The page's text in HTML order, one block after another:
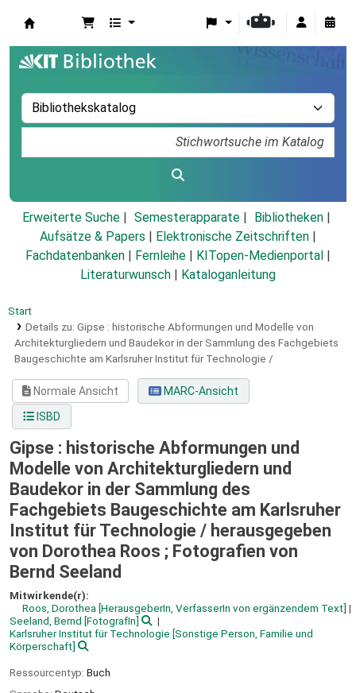
Erweiterte Suche Semesterapparate
Bibliotheken
Aufsätze & Papers
Elektronische Zeitschriften
Fachdatenbanken
Fernleihe KITopen-Medienportal
Literaturwunsch
Kataloganleitung
Start
Details zu: Gipse : historische Abformungen und Modelle von
Architekturgliedern und Baudekor in der Sammlung des Fachgebiets
Baugeschichte am Karlsruher Institut für Technologie /
Normale Ansicht
MARC-Ansicht
ISBD
Gipse : historische Abformungen und
Modelle von Architekturgliedern und
Baudekor in der Sammlung des
Fachgebiets Baugeschichte am Karlsruher
Institut für Technologie / herausgegeben
von Dorothea Roos ; Fotografien von
Bernd Seeland
Mitwirkende(r):
Roos, Dorothea [HerausgeberIn, VerfasserIn von ergänzendem Text]
Seeland, Bernd [FotografIn]
Karlsruher Institut für Technologie [Sonstige Person, Familie und
Körperschaft]
Ressourcentyp: Buch